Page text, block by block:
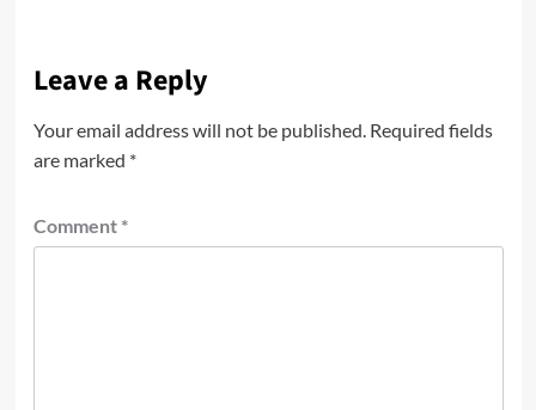
Leave a Reply
Your email address will not be published. Required fields
are marked *
Comment *